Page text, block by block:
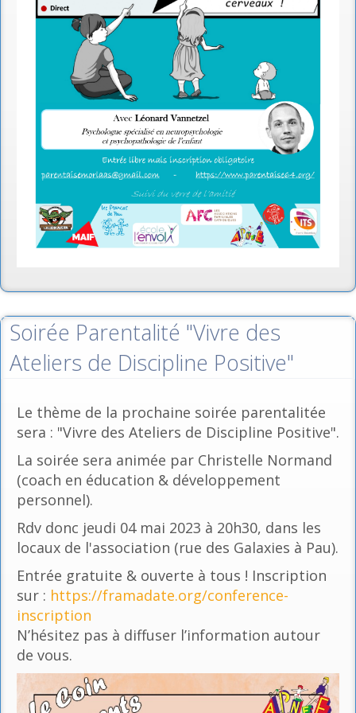
Soirée Parentalité "Vivre des
Ateliers de Discipline Positive"
Le thème de la prochaine soirée parentalitée
sera : "Vivre des Ateliers de Discipline Positive".
La soirée sera animée par Christelle Normand
(coach en éducation & développement
personnel).
Rdv donc jeudi 04 mai 2023 à 20h30, dans les
locaux de l'association (rue des Galaxies à Pau).
Entrée gratuite & ouverte à tous ! Inscription
sur : https://framadate.org/conference-
inscription
N’hésitez pas à diffuser l’information autour
de vous.